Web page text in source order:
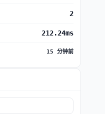
2
212.24ms
15 分钟前